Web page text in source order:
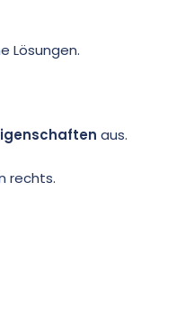
Lösungen.
aus.
rechts.